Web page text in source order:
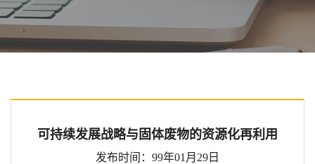
可持续发展战略与固体废物的资源化再利用
发布时间：99年01月29日